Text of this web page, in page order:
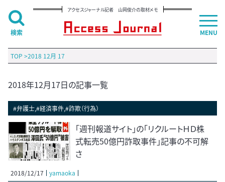
アクセスジャーナル記者 山岡俊介の取材メモ
TOP >2018 12月 17
2018年12月17日の記事一覧
#弁護士,#経済事件,#詐欺（行為）
「週刊報道サイト」の「リクルートＨＤ株
式転売50億円詐取事件」記事の不可解
さ
2018/12/17 yamaoka
MENU
検索